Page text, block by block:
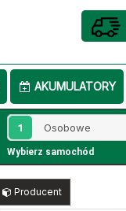
AKUMULATORY
1
Wybierz samochód
Producent